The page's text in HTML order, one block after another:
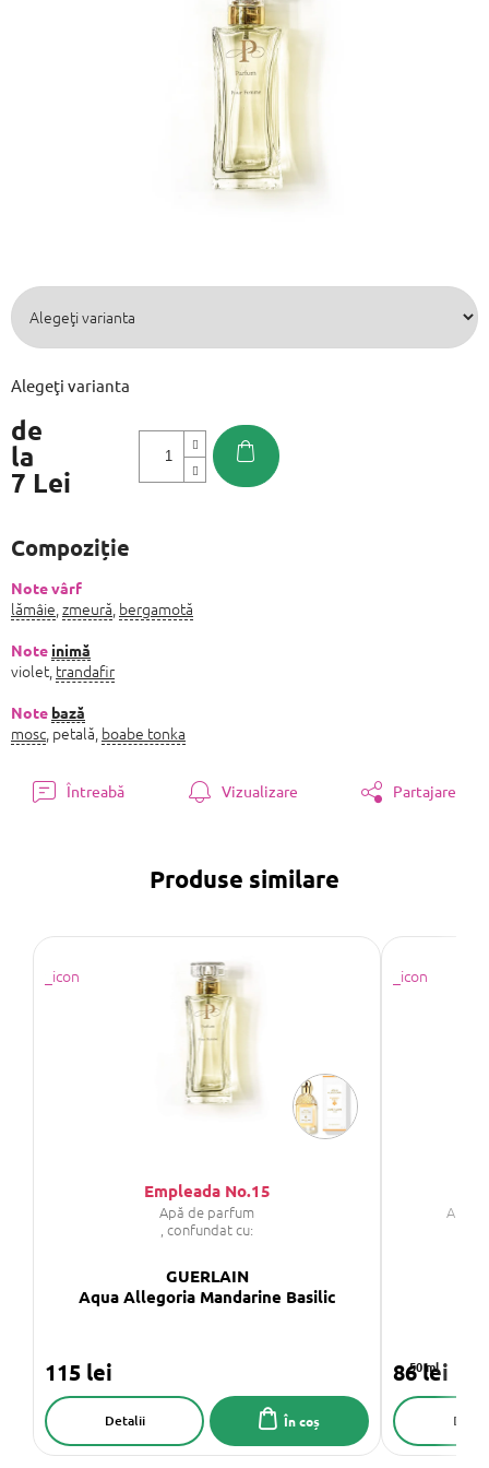
de
la
7 Lei
Alegeţi varianta
Compoziție
Note vârf
lămâie zmeură bergamotă
Note inimă
violet, trandafir
Note bază
mosc , petală, boabe tonka
Întreabă Vizualizare Partajare
Produse similare
Empleada No.15
Apă de parfum
, confundat cu:
GUERLAIN
Aqua Allegoria Mandarine Basilic
115 lei
În coș
Detalii
Apa
50 ml
86 lei